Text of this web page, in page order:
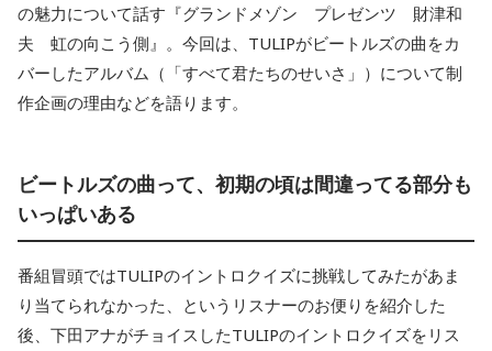
の魅力について話す『グランドメゾン プレゼンツ 財津和
夫 虹の向こう側』。今回は、TULIPがビートルズの曲をカ
バーしたアルバム（「すべて君たちのせいさ」）について制
作企画の理由などを語ります。
ビートルズの曲って、初期の頃は間違ってる部分も
いっぱいある
番組冒頭ではTULIPのイントロクイズに挑戦してみたがあま
り当てられなかった、というリスナーのお便りを紹介した
後、下田アナがチョイスしたTULIPのイントロクイズをリス